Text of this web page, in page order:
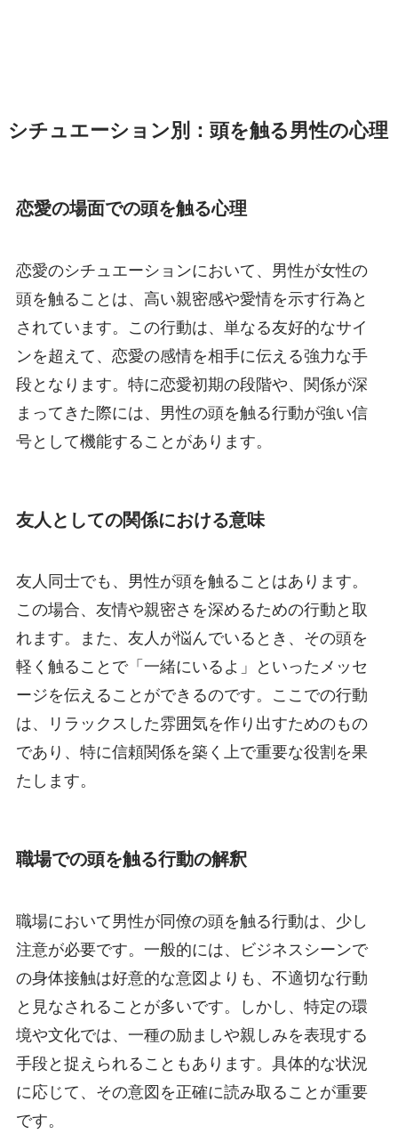
シチュエーション別：頭を触る男性の心理
恋愛の場面での頭を触る心理
恋愛のシチュエーションにおいて、男性が女性の
頭を触ることは、高い親密感や愛情を示す行為と
されています。この行動は、単なる友好的なサイ
ンを超えて、恋愛の感情を相手に伝える強力な手
段となります。特に恋愛初期の段階や、関係が深
まってきた際には、男性の頭を触る行動が強い信
号として機能することがあります。
友人としての関係における意味
友人同士でも、男性が頭を触ることはあります。
この場合、友情や親密さを深めるための行動と取
れます。また、友人が悩んでいるとき、その頭を
軽く触ることで「一緒にいるよ」といったメッセ
ージを伝えることができるのです。ここでの行動
は、リラックスした雰囲気を作り出すためのもの
であり、特に信頼関係を築く上で重要な役割を果
たします。
職場での頭を触る行動の解釈
職場において男性が同僚の頭を触る行動は、少し
注意が必要です。一般的には、ビジネスシーンで
の身体接触は好意的な意図よりも、不適切な行動
と見なされることが多いです。しかし、特定の環
境や文化では、一種の励ましや親しみを表現する
手段と捉えられることもあります。具体的な状況
に応じて、その意図を正確に読み取ることが重要
です。